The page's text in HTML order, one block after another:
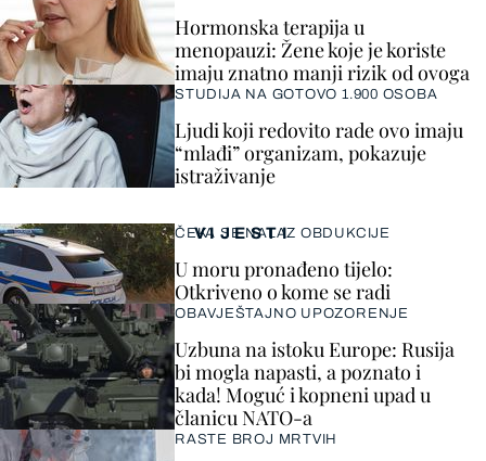
VIJESTI
ČEKA SE NALAZ OBDUKCIJE
U moru pronađeno tijelo:
Otkriveno o kome se radi
OBAVJEŠTAJNO UPOZORENJE
Uzbuna na istoku Europe: Rusija
bi mogla napasti, a poznato i
kada! Moguć i kopneni upad u
članicu NATO-a
RASTE BROJ MRTVIH
Hormonska terapija u
menopauzi: Žene koje je koriste
imaju znatno manji rizik od ovoga
STUDIJA NA GOTOVO 1.900 OSOBA
Ljudi koji redovito rade ovo imaju
“mlađi” organizam, pokazuje
istraživanje